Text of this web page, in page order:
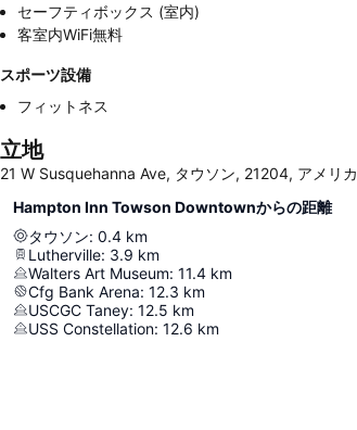
セーフティボックス (室内)
客室内WiFi無料
スポーツ設備
フィットネス
立地
21 W Susquehanna Ave, タウソン, 21204, アメリカ
Hampton Inn Towson Downtownからの距離
タウソン: 0.4 km
Lutherville: 3.9 km
Walters Art Museum: 11.4 km
Cfg Bank Arena: 12.3 km
USCGC Taney: 12.5 km
USS Constellation: 12.6 km